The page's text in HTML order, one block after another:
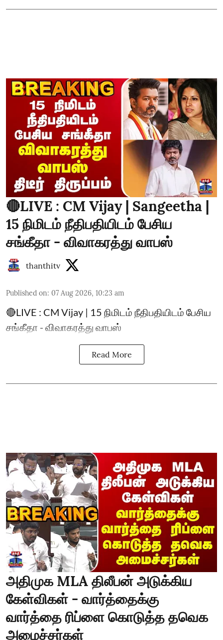
🔴LIVE : CM Vijay | Sangeetha |
15 நிமிடம் நீதிபதியிடம் பேசிய
சங்கீதா - விவாகரத்து வாபஸ்
thanthitv
Published on: 07 Aug 2026, 10:23 am
🔴LIVE : CM Vijay | 15 நிமிடம் நீதிபதியிடம் பேசிய
சங்கீதா - விவாகரத்து வாபஸ்
Read More
அதிமுக MLA திலீபன் அடுக்கிய
கேள்விகள் - வார்த்தைக்கு
வார்த்தை ரிப்ளை கொடுத்த தவெக
அமைச்சர்கள்